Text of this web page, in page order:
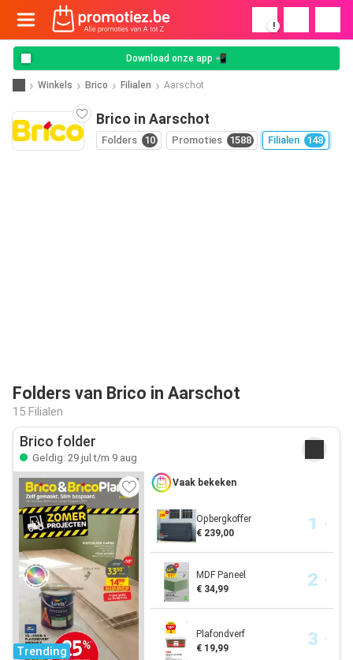
!
Download onze app 📲
Winkels Brico Filialen Aarschot
Brico in Aarschot
Folders 10 Promoties 1588 Filialen 148
Folders van Brico in Aarschot
15 Filialen
Brico folder
Geldig: 29 jul t/m 9 aug
Trending
Vaak bekeken
Opbergkoffer
€ 239,00
MDF Paneel
€ 34,99
Plafondverf
€ 19,99